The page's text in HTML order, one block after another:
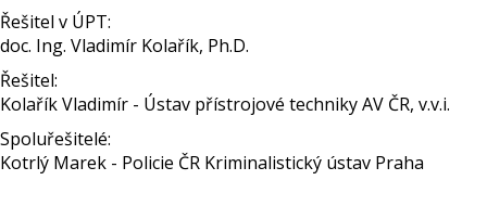
Řešitel v ÚPT:
doc. Ing. Vladimír Kolařík, Ph.D.
Řešitel:
Kolařík Vladimír - Ústav přístrojové techniky AV ČR, v.v.i.
Spoluřešitelé:
Kotrlý Marek - Policie ČR Kriminalistický ústav Praha